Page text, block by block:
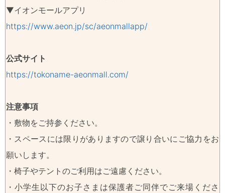
▼イオンモールアプリ
https://www.aeon.jp/sc/aeonmallapp/
公式サイト
https://tokoname-aeonmall.com/
注意事項
・敷物をご持参ください。
・スペースには限りがありますので譲り合いにご協力をお
願いします。
・椅子やテントのご利用はご遠慮ください。
・小学生以下のお子さまは保護者ご同伴でご来場くださ